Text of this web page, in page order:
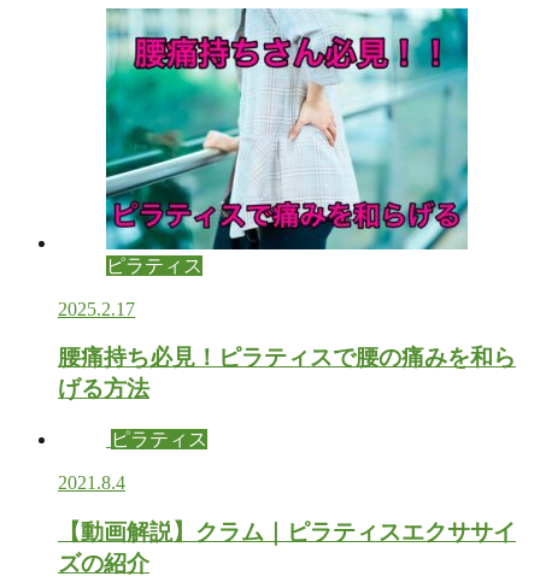
ピラティス
2025.2.17
腰痛持ち必見！ピラティスで腰の痛みを和ら
げる方法
ピラティス
2021.8.4
【動画解説】クラム｜ピラティスエクササイ
ズの紹介